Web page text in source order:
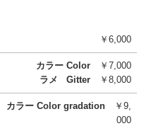
￥6,000
カラー Color ￥7,000
ラメ Gitter ￥8,000
カラー Color gradation ￥9,
000